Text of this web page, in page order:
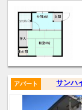
サンハ
アパート